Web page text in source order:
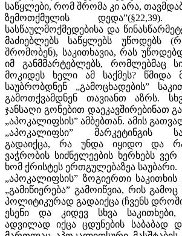
საწყლები, რომ შრომა კი არა,
ზემოთქმულის
სასწაულმოქმედებისა და
მაძიებლებს საწყლებს უწოდებს
შრომობენ), საკითხავია, რას
იმ განმმარტებლებს, რომლებმაც
მოკიდეს ხელი ამ საქმეს? წმიდა
საუბრობდნენ „გამოცხადების”
გამოთქვამდნენ თავიანთ აზრს.
ჯანსაღი გონებით დაეკავშირებინათ
„აპოკალიფსის” ამბებთან. ამის
„აპოკალიფსი” მარკეტინგის
გადაიქცა, რა უნდა იყიდო და
ვაჭრობის სიძნელეების ხერხებს ვერ
ხომ ქრისტეს ერთგულებაზეა საუბარი.
„აპოკალიფსის” ზოგიერთი საკითხის
„გამიწიერება” გამოიწვია, რის
პოლიტიკურად გადაიქცა (ჩვენს
ესენი და კიდევ სხვა
ადვილად იქცა ცდუნების საბაბად